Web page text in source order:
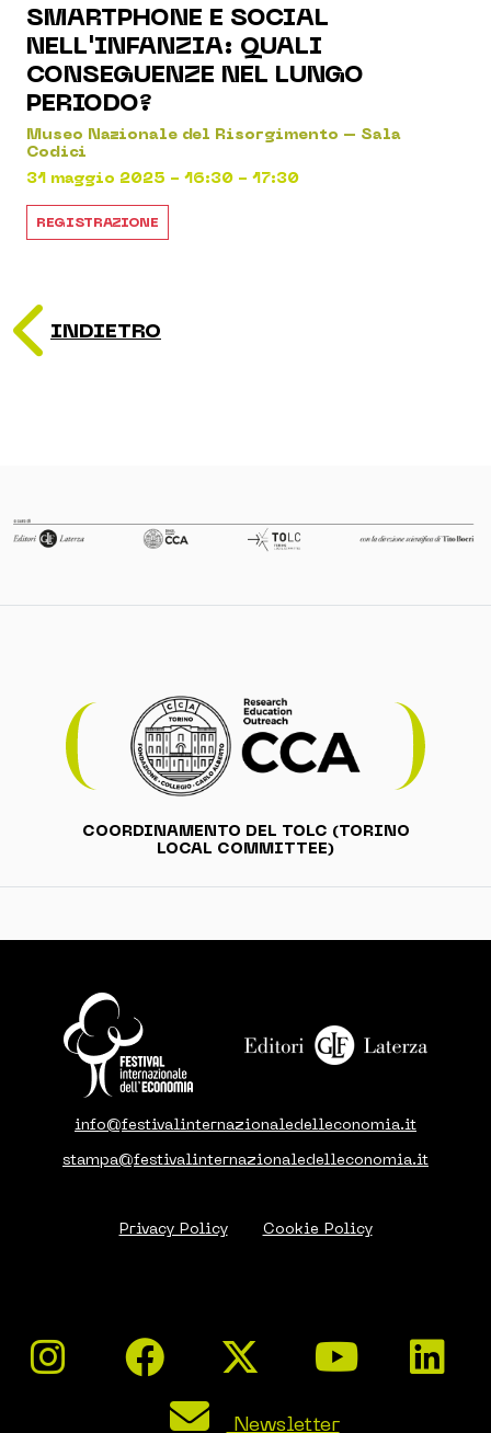
SMARTPHONE E SOCIAL
NELL'INFANZIA: QUALI
CONSEGUENZE NEL LUNGO
PERIODO?
Museo Nazionale del Risorgimento – Sala
Codici
31 maggio 2025 - 16:30 - 17:30
REGISTRAZIONE
INDIETRO
COORDINAMENTO DEL TOLC (TORINO
LOCAL COMMITTEE)
info@festivalinternazionaledelleconomia.it
stampa@festivalinternazionaledelleconomia.it
Privacy Policy Cookie Policy
Newsletter